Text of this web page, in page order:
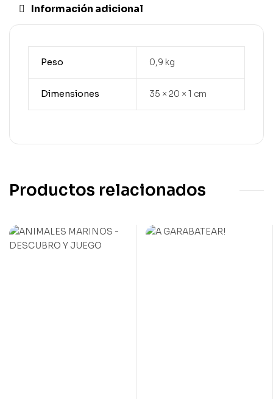
Información adicional
Peso 0,9 kg
Dimensiones 35 × 20 × 1 cm
Productos relacionados